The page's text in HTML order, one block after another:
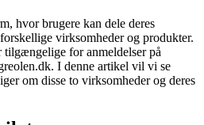
hvor brugere kan dele deres
virksomheder og produkter.
tilgængelige for anmeldelser på
I denne artikel vil vi se
om disse to virksomheder og deres